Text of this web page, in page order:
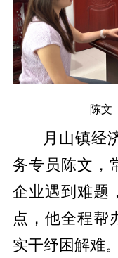
陈文
月山镇经
务专员陈文，
企业遇到难题
点，他全程帮
实干纾困解难。